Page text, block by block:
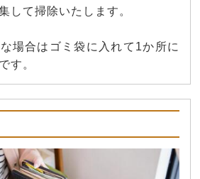
して掃除いたします。
場合はゴミ袋に入れて1か所に
す。